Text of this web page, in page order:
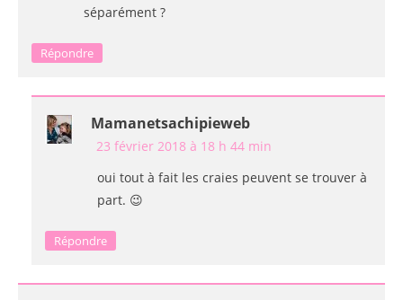
séparément ?
Répondre
Mamanetsachipieweb
23 février 2018 à 18 h 44 min
oui tout à fait les craies peuvent se trouver à
part. 😉
Répondre